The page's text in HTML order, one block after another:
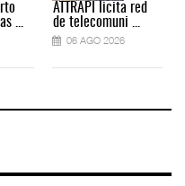
...
ATTRAPI licita red
de telecomuni ...
06 AGO 2026